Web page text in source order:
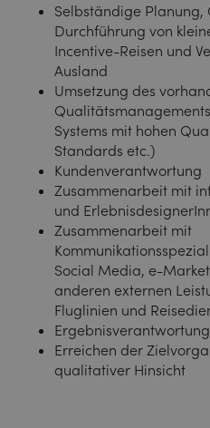
Selbständige
Durchführung von
Incentive-Reisen und
Ausland
Umsetzung des
Systems mit hohen
Standards etc.)
Kundenverantwortung
Zusammenarbeit mit
und
Zusammenarbeit mit
Social Media, e-
anderen externen
Fluglinien und
Ergebnisverantwortung
Erreichen der
qualitativer Hinsicht